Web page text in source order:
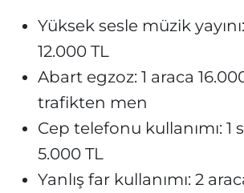
Yüksek sesle müzik
12.000 TL
Abart egzoz: 1 araca
trafikten men
Cep telefonu kullanımı: 1
5.000 TL
Yanlış far kullanımı: 2